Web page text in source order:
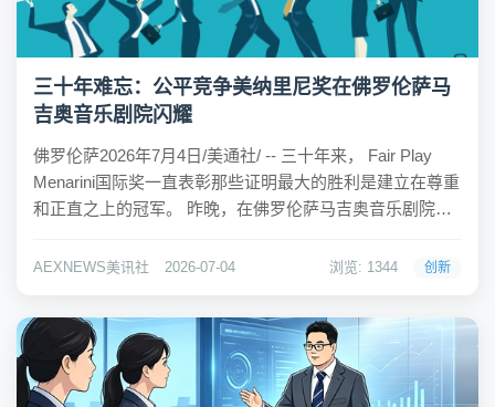
三十年难忘：公平竞争美纳里尼奖在佛罗伦萨马
吉奥音乐剧院闪耀
佛罗伦萨2026年7月4日/美通社/ -- 三十年来， Fair Play
Menarini国际奖一直表彰那些证明最大的胜利是建立在尊重
和正直之上的冠军。 昨晚，在佛罗伦萨马吉奥音乐剧院（
以难忘的庆祝活动...
AEXNEWS美讯社 2026-07-04 浏览: 1344 创新